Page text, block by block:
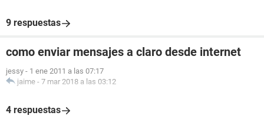
9 respuestas
como enviar mensajes a claro desde internet
jessy - 1 ene 2011 a las 07:17
jaime - 7 mar 2018 a las 03:12
4 respuestas